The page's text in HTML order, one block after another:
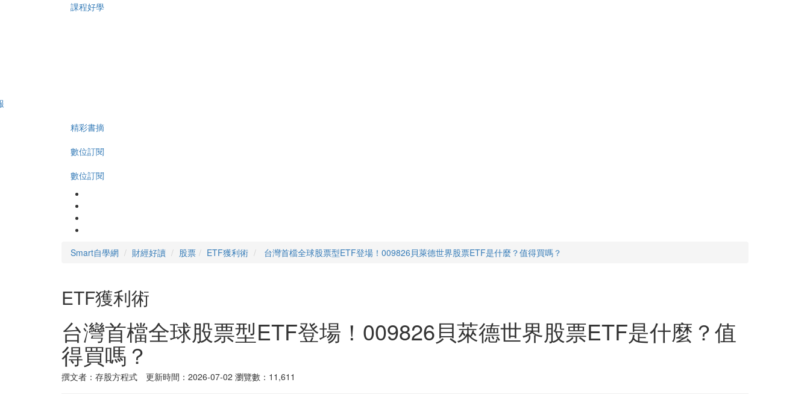
課程好學
精彩書摘
數位訂閱
數位訂閱
Smart自學網 財經好讀 股票 ETF獲利術 台灣首檔全球股票型ETF登場！009826貝萊德世界股票ETF是什麼？值得買嗎？
ETF獲利術
台灣首檔全球股票型ETF登場！009826貝萊德世界股票ETF是什麼？值
得買嗎？
撰文者：存股方程式 更新時間：2026-07-02 瀏覽數：11,611